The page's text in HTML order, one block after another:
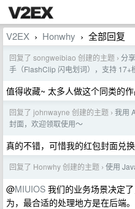
V2EX › Honwhy › 全部回复
回复了 songweibiao 创建的主题 › 分
手（FlashClip 闪电划词），支持 17+
值得收藏~ 太多人做这个同类的
回复了 johnwayne 创建的主题 › 我用
封面，欢迎领取使用～
真的不错，可惜我的红包封面兑换
回复了 Honwhy 创建的主题 › 使用
@MIUIOS 我们的业务场景决定
为，最合适的处理地方是在后端。